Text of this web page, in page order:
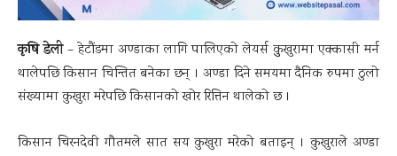
कृषि डेली– हेटौंडमा अण्डाका लागि पालिएको लेयर्स कुुखुरामा एक्कासी मर्न
थालेपछि किसान चिन्तित बनेका छन् । अण्डा दिने समयमा दैनिक रुपमा ठुलो
संख्यामा कुखुरा मरेपछि किसानको खोर रित्तिन थालेको छ ।
किसान चिरनदेवी गौतमले सात सय कुखुरा मरेको बताइन् । कुखुराले अण्डा